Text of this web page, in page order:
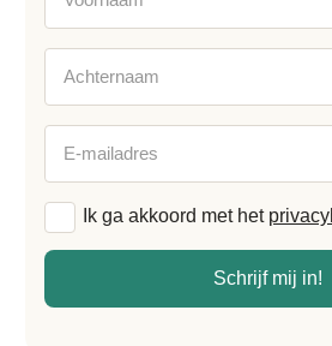
mailadres
Algemene
Ik ga akkoord met het
Schrijf mij in!